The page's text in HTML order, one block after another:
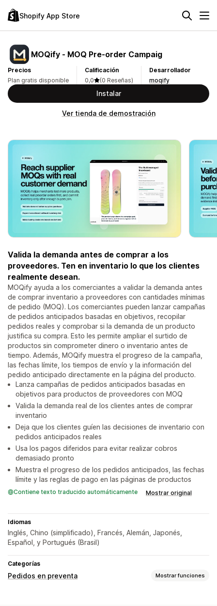
Shopify App Store
MOQify ‑ MOQ Pre‑order Campaig
Precios
Plan gratis disponible
Calificación
0,0
(0 Reseñas)
Desarrollador
moqify
Instalar
Ver tienda de demostración
Valida la demanda antes de comprar a los
proveedores. Ten en inventario lo que los clientes
realmente desean.
MOQify ayuda a los comerciantes a validar la demanda antes
de comprar inventario a proveedores con cantidades mínimas
de pedido (MOQ). Los comerciantes pueden lanzar campañas
de pedidos anticipados basadas en objetivos, recopilar
pedidos reales y comprobar si la demanda de un producto
justifica su compra. Esto les permite ampliar el surtido de
productos sin comprometer dinero o inventario antes de
tiempo. Además, MOQify muestra el progreso de la campaña,
las fechas límite, los tiempos de envío y la información del
pedido anticipado directamente en la página del producto.
Lanza campañas de pedidos anticipados basadas en
objetivos para productos de proveedores con MOQ
Valida la demanda real de los clientes antes de comprar
inventario
Deja que los clientes guíen las decisiones de inventario con
pedidos anticipados reales
Usa los pagos diferidos para evitar realizar cobros
demasiado pronto
Muestra el progreso de los pedidos anticipados, las fechas
límite y las reglas de pago en las páginas de productos
Contiene texto traducido automáticamente Mostrar original
Idiomas
Inglés, Chino (simplificado), Francés, Alemán, Japonés,
Español, y Portugués (Brasil)
Categorías
Pedidos en preventa Mostrar funciones